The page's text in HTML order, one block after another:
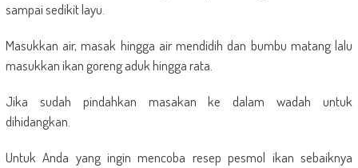
sampai sedikit layu.
Masukkan air, masak hingga air mendidih dan bumbu matang lalu
masukkan ikan goreng aduk hingga rata.
Jika sudah pindahkan masakan ke dalam wadah untuk
dihidangkan.
Untuk Anda yang ingin mencoba resep pesmol ikan sebaiknya